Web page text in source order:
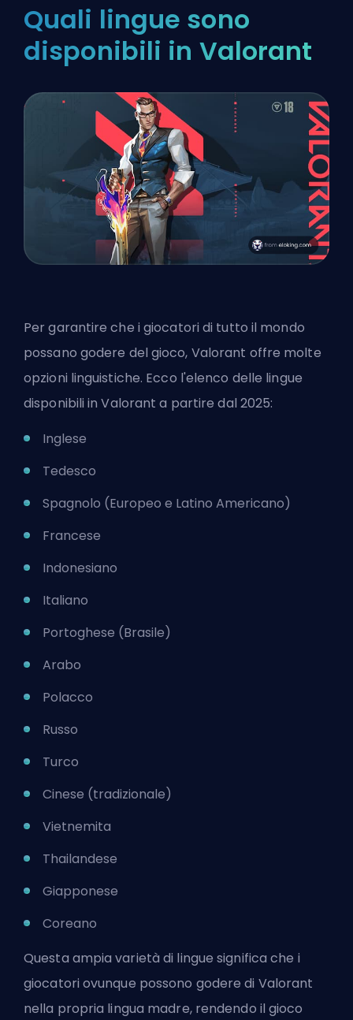
Quali lingue sono
disponibili in Valorant
Per garantire che i giocatori di tutto il mondo
possano godere del gioco, Valorant offre molte
opzioni linguistiche. Ecco l'elenco delle lingue
disponibili in Valorant a partire dal 2025:
Inglese
Tedesco
Spagnolo (Europeo e Latino Americano)
Francese
Indonesiano
Italiano
Portoghese (Brasile)
Arabo
Polacco
Russo
Turco
Cinese (tradizionale)
Vietnemita
Thailandese
Giapponese
Coreano
Questa ampia varietà di lingue significa che i
giocatori ovunque possono godere di Valorant
nella propria lingua madre, rendendo il gioco